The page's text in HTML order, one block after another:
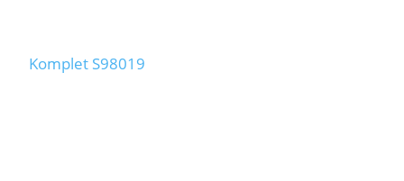
Komplet S98019